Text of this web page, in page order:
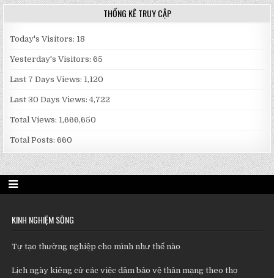
THỐNG KÊ TRUY CẬP
Today's Visitors: 18
Yesterday's Visitors:65
Last 7 Days Views: 1,120
Last 30 Days Views:4,722
Total Views: 1,666,650
Total Posts:660
KINH NGHIỆM SỐNG
Tự tạo thường nghiệp cho mình như thế nào
Lịch ngày kiêng cử các việc dâm bảo vệ thân mạng theo thọ